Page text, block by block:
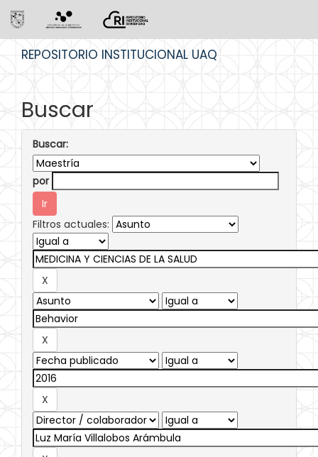
REPOSITORIO INSTITUCIONAL UAQ
Buscar
Buscar:
por
Filtros actuales: